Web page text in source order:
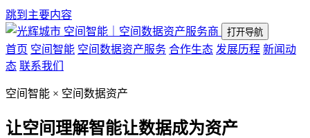
跳到主要内容
空间智能｜空间数据资产服务商
打开导航
首页 空间智能 空间数据资产服务 合作生态 发展历程 新闻动
态 联系我们
空间智能 × 空间数据资产
让空间理解智能让数据成为资产